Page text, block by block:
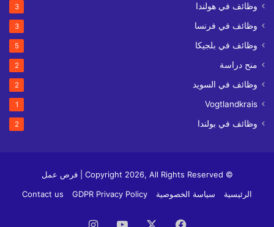
وظائف في هولندا 3
وظائف في فرنسا 3
وظائف في بلجيكا 5
منح دراسة 2
وظائف في السويد 2
Vogtlandkrais
1
وظائف في بولندا 2
© Copyright 2026, All Rights Reserved | فرص عمل
الرئيسية
سياسة الخصوصية GDPR Privacy Policy
Contact us
فيسبوك ‫YouTube